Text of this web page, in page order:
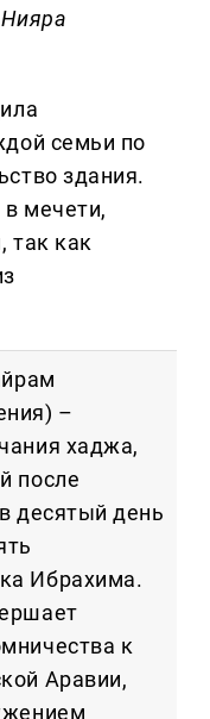
Нияра
семьи по
здания.
в мечети,
так как
–
хаджа,
после
десятый день
Ибрахима.
к
Аравии,